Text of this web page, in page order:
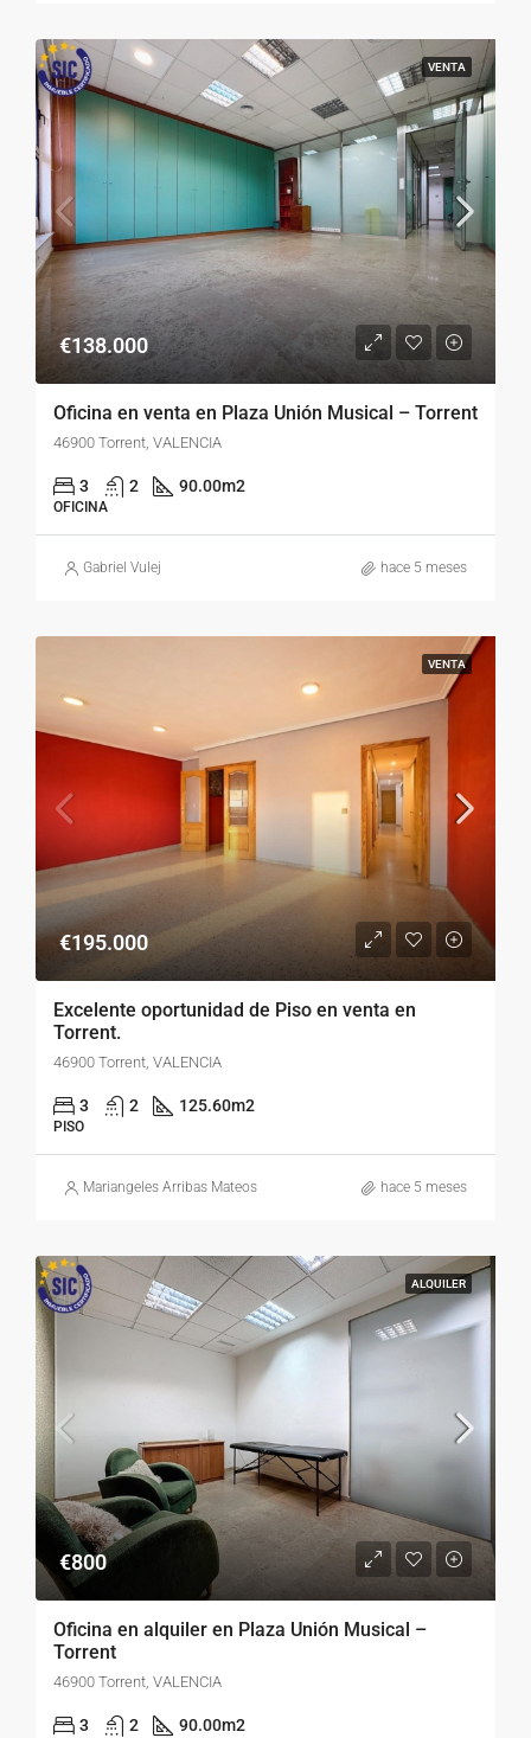
VENTA
€138.000
Oficina en venta en Plaza Unión Musical – Torrent
46900 Torrent, VALENCIA
3 2 90.00m2
OFICINA
Gabriel Vulej hace 5 meses
VENTA
€195.000
Excelente oportunidad de Piso en venta en
Torrent.
46900 Torrent, VALENCIA
3 2 125.60m2
PISO
Mariangeles Arribas Mateos hace 5 meses
ALQUILER
€800
Oficina en alquiler en Plaza Unión Musical –
Torrent
46900 Torrent, VALENCIA
3 2 90.00m2